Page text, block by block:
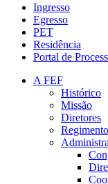
Ingresso
Egresso
PET
Residência
Portal de
A FEF
Histórico
Missão
Diretores
Regimento